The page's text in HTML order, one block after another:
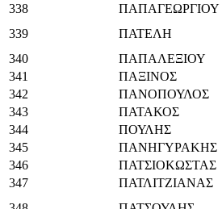
338
ΠΑΠΑΓΕΩΡΓΙΟΥ
339
ΠΑΤΕΛΗ
340
ΠΑΠΑΛΕΞΙΟΥ
341
ΠΑΞΙΝΟΣ
342
ΠΑΝΟΠΟΥΛΟΣ
343
ΠΑΤΑΚΟΣ
344
ΠΟΥΛΗΣ
345
ΠΑΝΗΓΥΡΑΚΗΣ
346
ΠΑΤΣΙΟΚΩΣΤΑΣ
347
ΠΑΤΛΙΤΖΙΑΝΑΣ